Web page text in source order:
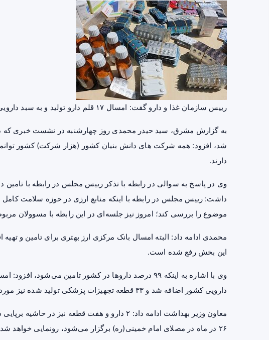
رییس سازمان غذا و دارو گفت: امسال ۱۷ قلم دارو تولید و به سبد دارویی کشور افزوده شده است.
به گزارش مشرق، سید حیدر محمدی روز چهارشنبه در نشست خبری که
شد، افزود: همه شرکت های دانش بنیان کشور (هزار شرکت) کشور توانمند
دارند.
وی در پاسخ به سوالی در رابطه با تذکر رییس مجلس در رابطه با تامین
داشت: رییس مجلس در رابطه با اینکه منابع ارزی در حوزه سلامت کامل
موضوع را بررسی کند؛ امروز نیز جلسه‌ای در این رابطه با مسوولان
محمدی ادامه داد: البته امسال بانک مرکزی ارز بهتری برای تامین و
این بخش رفع شده است.
دارویی کشور اضافه شد و ۳۳ قطعه تجهیزات پزشکی تولید شده نیز مورد استفاده نظام بهداشت و سلامت قرار گرفت.
۲۶ در ماه در مصلای امام خمینی(ره) برگزار می‌شود، رونمایی خواهد شد.